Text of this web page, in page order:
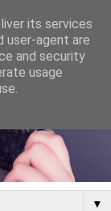
▼
its services
user-agent are
and security
usage